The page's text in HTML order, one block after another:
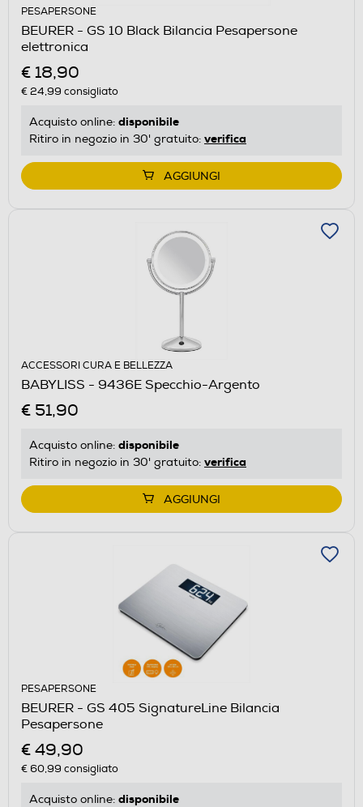
PESAPERSONE
BEURER - GS 10 Black Bilancia Pesapersone
elettronica
€ 18,90
€ 24,99 consigliato
Acquisto online: disponibile
Ritiro in negozio in 30' gratuito: verifica
AGGIUNGI
ACCESSORI CURA E BELLEZZA
BABYLISS - 9436E Specchio-Argento
€ 51,90
Acquisto online: disponibile
Ritiro in negozio in 30' gratuito: verifica
AGGIUNGI
PESAPERSONE
BEURER - GS 405 SignatureLine Bilancia
Pesapersone
€ 49,90
€ 60,99 consigliato
Acquisto online: disponibile